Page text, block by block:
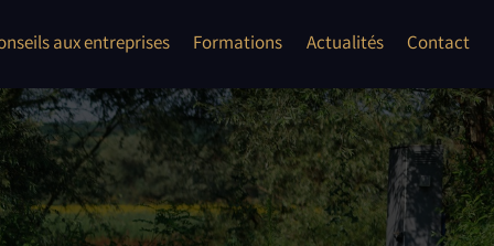
aux entreprises Formations
entrepreneur, TPE, PME
second oeuvre"
Actualités Contact